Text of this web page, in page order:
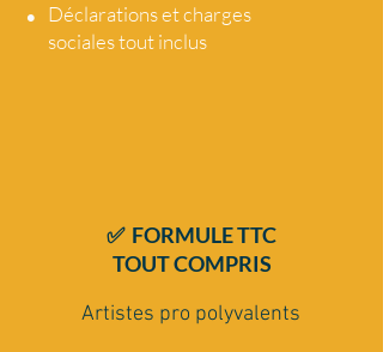
• Déclarations et charges
sociales toutinclus
✅ FORMULE TTC
TOUT COMPRIS
Artistes pro polyvalents